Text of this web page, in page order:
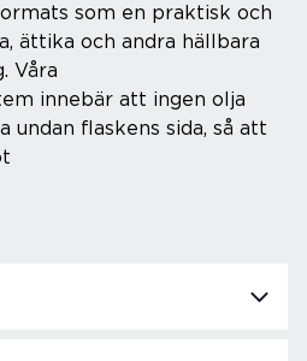
som en praktisk och
ättika och andra hällbara
Våra
innebär att ingen olja
undan flaskens sida, så att